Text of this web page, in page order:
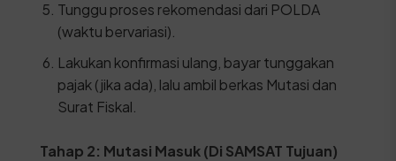
Tunggu proses rekomendasi dari POLDA
(waktu bervariasi).
Lakukan konfirmasi ulang, bayar tunggakan
pajak (jika ada), lalu ambil berkas Mutasi dan
Surat Fiskal.
Tahap 2: Mutasi Masuk (Di SAMSAT Tujuan)